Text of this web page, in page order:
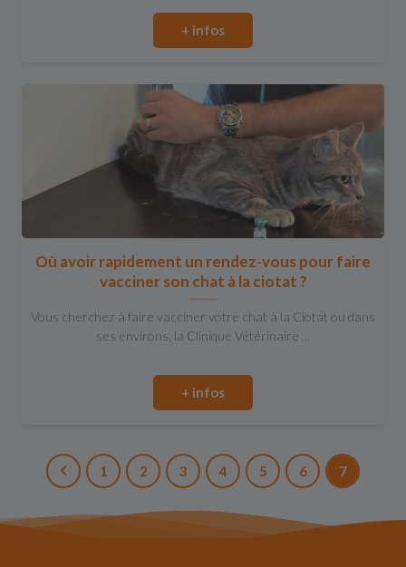
+ infos
Où avoir rapidement un rendez-vous pour faire
vacciner son chat à la ciotat ?
Vous cherchez à faire vacciner votre chat à la Ciotat ou dans
ses environs, la Clinique Vétérinaire ...
+ infos
1 2 3 4 5 6 7